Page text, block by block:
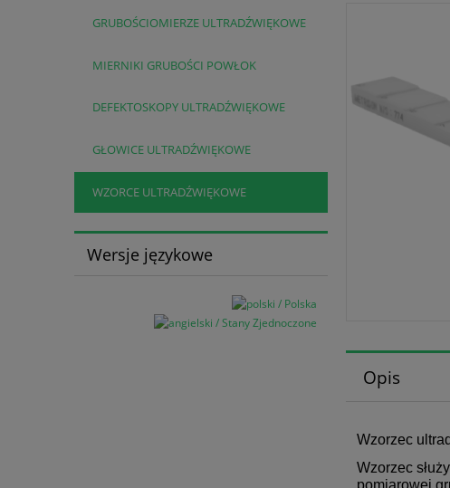
GRUBOŚCIOMIERZE ULTRADŹWIĘKOWE
MIERNIKI GRUBOŚCI POWŁOK
DEFEKTOSKOPY ULTRADŹWIĘKOWE
GŁOWICE ULTRADŹWIĘKOWE
WZORCE ULTRADŹWIĘKOWE
Wersje językowe
Opis
Wzorzec
Wzorzec
pomiarowej